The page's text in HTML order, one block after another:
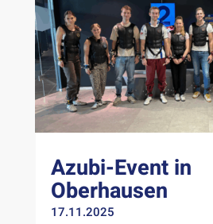
Azubi-Event in
Oberhausen
17.11.2025